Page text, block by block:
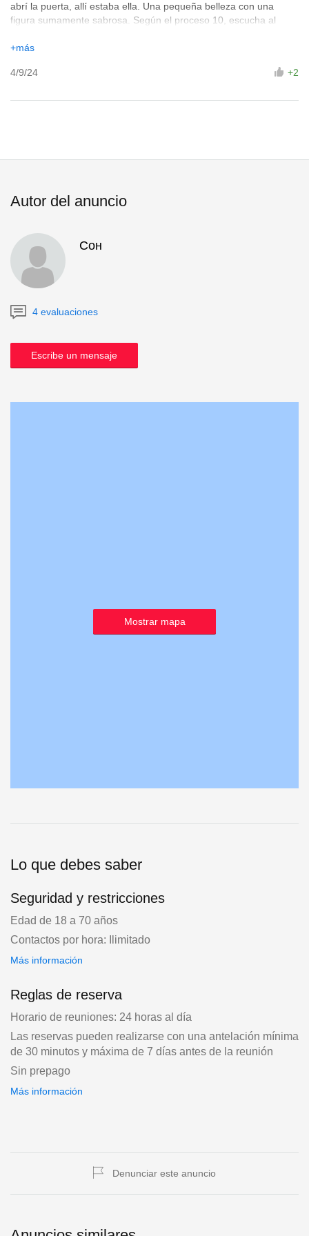
abrí la puerta, allí estaba ella. Una pequeña belleza con una
figura sumamente sabrosa. Según el proceso 10, escucha al
Definitivamente lo repetiré otra vez)) Y también hay tg... Solo hay
+más
+2
4/9/24
Autor del anuncio
Сон
4 evaluaciones
Escribe un mensaje
Mostrar mapa
Lo que debes saber
Seguridad y restricciones
Edad de 18 a 70 años
Contactos por hora: Ilimitado
Más información
Reglas de reserva
Horario de reuniones: 24 horas al día
Las reservas pueden realizarse con una antelación mínima
de 30 minutos y máxima de 7 días antes de la reunión
Sin prepago
Más información
Denunciar este anuncio